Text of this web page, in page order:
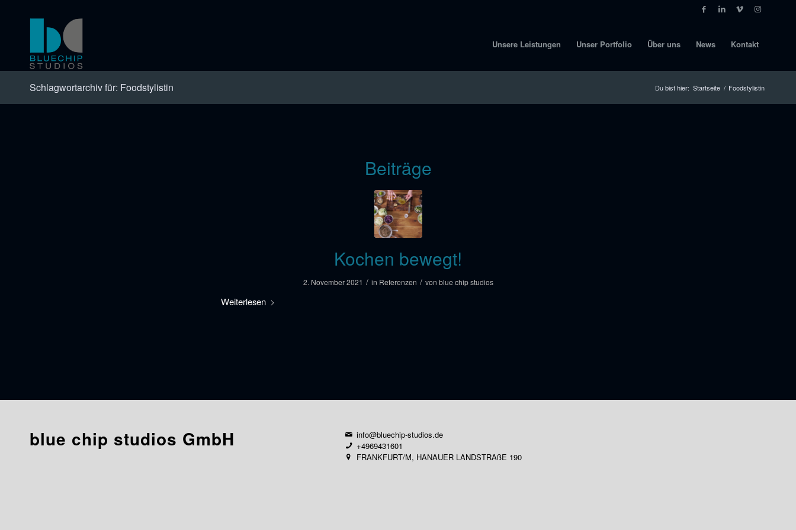
Unsere Leistungen Unser Portfolio Über uns News Kontakt
Schlagwortarchiv für: Foodstylistin Du bist hier: Startseite / Foodstylistin
Beiträge
Kochen bewegt!
2. November 2021 / in Referenzen / von blue chip studios
Weiterlesen
blue chip studios GmbH
info@bluechip-studios.de
+4969431601
FRANKFURT/M, HANAUER LANDSTRAßE 190